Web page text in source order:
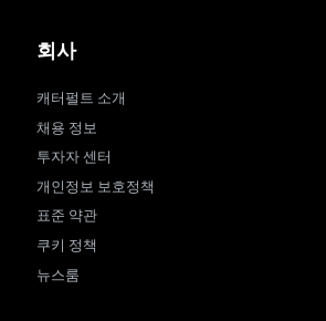
회사
캐터펄트 소개
채용 정보
투자자 센터
개인정보 보호정책
표준 약관
쿠키 정책
뉴스룸